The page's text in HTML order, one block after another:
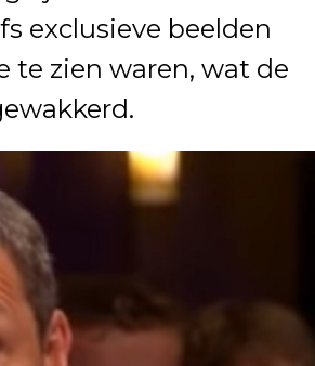
exclusieve beelden
te zien waren, wat de